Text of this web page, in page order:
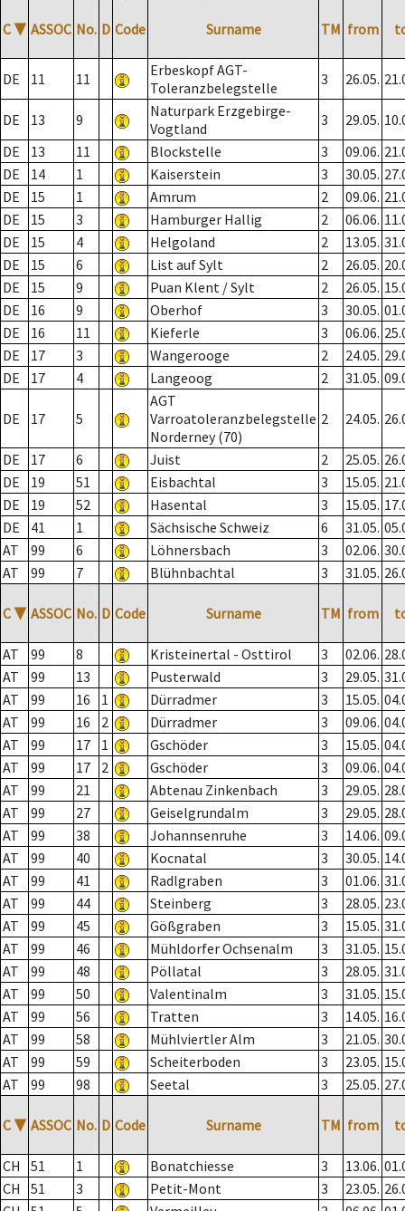
C ▼ ASSOC No. D Code Surname TM from
DE 11 11
Erbeskopf AGT-
Toleranzbelegstelle
3 26.05.
DE 13 9
Naturpark Erzgebirge-
Vogtland
3 29.05.
DE
13 11 Blockstelle 3 09.06.
DE
14 1 Kaiserstein 3 30.05.
DE
15 1 Amrum 2 09.06.
DE
15 3 Hamburger Hallig 2 06.06.
DE
15 4 Helgoland 2 13.05.
DE
15 6 List auf Sylt 2 26.05.
DE
15 9 Puan Klent / Sylt 2 26.05.
DE
16 9 Oberhof 3 30.05.
DE
16 11 Kieferle 3 06.06.
DE
17 3 Wangerooge 2 24.05.
DE
17 4 Langeoog 2 31.05.
DE 17 5
AGT
Varroatoleranzbelegstelle
Norderney (70)
2 24.05.
DE 17 6 Juist 2 25.05.
DE
19 51 Eisbachtal 3 15.05.
DE
19 52 Hasental 3 15.05.
DE
41 1 Sächsische Schweiz 6 31.05.
AT
99 6 Löhnersbach 3 02.06.
AT
99 7 Blühnbachtal 3 31.05.
C ▼ ASSOC No. D Code Surname TM from
AT 99 8 Kristeinertal - Osttirol 3 02.06.
AT
99 13 Pusterwald 3 29.05.
AT
99 16 1 Dürradmer 3 15.05.
AT
99 16 2 Dürradmer 3 09.06.
AT
99 17 1 Gschöder 3 15.05.
AT
99 17 2 Gschöder 3 09.06.
AT
99 21 Abtenau Zinkenbach 3 29.05.
AT
99 27 Geiselgrundalm 3 29.05.
AT
99 38 Johannsenruhe 3 14.06.
AT
99 40 Kocnatal 3 30.05.
AT
99 41 Radlgraben 3 01.06.
AT
99 44 Steinberg 3 28.05.
AT
99 45 Gößgraben 3 15.05.
AT
99 46 Mühldorfer Ochsenalm 3 31.05.
AT
99 48 Pöllatal 3 28.05.
AT
99 50 Valentinalm 3 31.05.
AT
99 56 Tratten 3 14.05.
AT
99 58 Mühlviertler Alm 3 21.05.
AT
99 59 Scheiterboden 3 23.05.
AT
99 98 Seetal 3 25.05.
C ▼ ASSOC No. D Code Surname TM from
CH 51 1 Bonatchiesse 3 13.06.
CH
51 3 Petit-Mont 3 23.05.